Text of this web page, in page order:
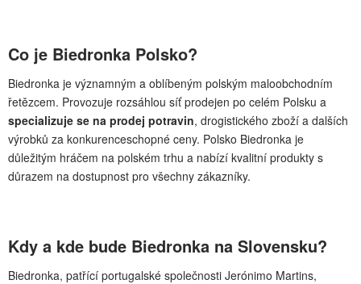
Co je Biedronka Polsko?
Biedronka je významným a oblíbeným polským maloobchodním
řetězcem. Provozuje rozsáhlou síť prodejen po celém Polsku a
specializuje se na prodej potravin, drogistického zboží a dalších
výrobků za konkurenceschopné ceny. Polsko Biedronka je
důležitým hráčem na polském trhu a nabízí kvalitní produkty s
důrazem na dostupnost pro všechny zákazníky.
Kdy a kde bude Biedronka na Slovensku?
Biedronka, patřící portugalské společnosti Jerónimo Martins,